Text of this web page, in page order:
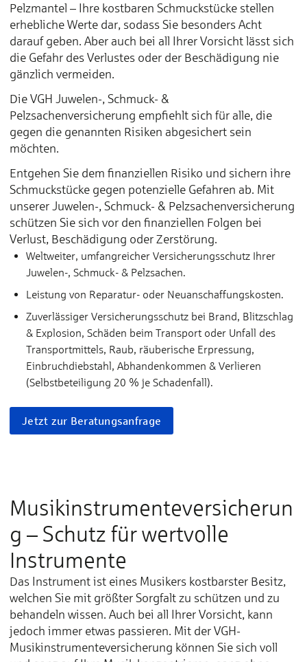
Pelzmantel – Ihre kostbaren Schmuckstücke stellen
erhebliche Werte dar, sodass Sie besonders Acht
darauf geben. Aber auch bei all Ihrer Vorsicht lässt sich
die Gefahr des Verlustes oder der Beschädigung nie
gänzlich vermeiden.
Die VGH Juwelen-, Schmuck- &
Pelzsachenversicherung empfiehlt sich für alle, die
gegen die genannten Risiken abgesichert sein
möchten.
Entgehen Sie dem finanziellen Risiko und sichern ihre
Schmuckstücke gegen potenzielle Gefahren ab. Mit
unserer Juwelen-, Schmuck- & Pelzsachenversicherung
schützen Sie sich vor den finanziellen Folgen bei
Verlust, Beschädigung oder Zerstörung.
Weltweiter, umfangreicher Versicherungsschutz Ihrer
Juwelen-, Schmuck- & Pelzsachen.
Leistung von Reparatur- oder Neuanschaffungskosten.
Zuverlässiger Versicherungsschutz bei Brand, Blitzschlag
& Explosion, Schäden beim Transport oder Unfall des
Transportmittels, Raub, räuberische Erpressung,
Einbruchdiebstahl, Abhandenkommen & Verlieren
(Selbstbeteiligung 20 % je Schadenfall).
Jetzt zur Beratungsanfrage
Musikinstrumenteversicherun
g – Schutz für wertvolle
Instrumente
Das Instrument ist eines Musikers kostbarster Besitz,
welchen Sie mit größter Sorgfalt zu schützen und zu
behandeln wissen. Auch bei all Ihrer Vorsicht, kann
jedoch immer etwas passieren. Mit der VGH-
Musikinstrumenteversicherung können Sie sich voll